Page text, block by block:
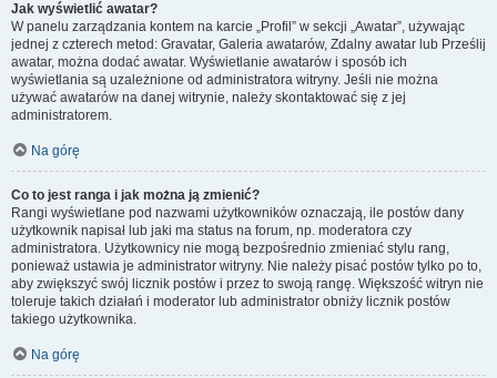
Jak wyświetlić awatar?
W panelu zarządzania kontem na karcie „Profil” w sekcji „Awatar”, używając
jednej z czterech metod: Gravatar, Galeria awatarów, Zdalny awatar lub Prześlij
awatar, można dodać awatar. Wyświetlanie awatarów i sposób ich
wyświetlania są uzależnione od administratora witryny. Jeśli nie można
używać awatarów na danej witrynie, należy skontaktować się z jej
administratorem.
Na górę
Co to jest ranga i jak można ją zmienić?
Rangi wyświetlane pod nazwami użytkowników oznaczają, ile postów dany
użytkownik napisał lub jaki ma status na forum, np. moderatora czy
administratora. Użytkownicy nie mogą bezpośrednio zmieniać stylu rang,
ponieważ ustawia je administrator witryny. Nie należy pisać postów tylko po to,
aby zwiększyć swój licznik postów i przez to swoją rangę. Większość witryn nie
toleruje takich działań i moderator lub administrator obniży licznik postów
takiego użytkownika.
Na górę